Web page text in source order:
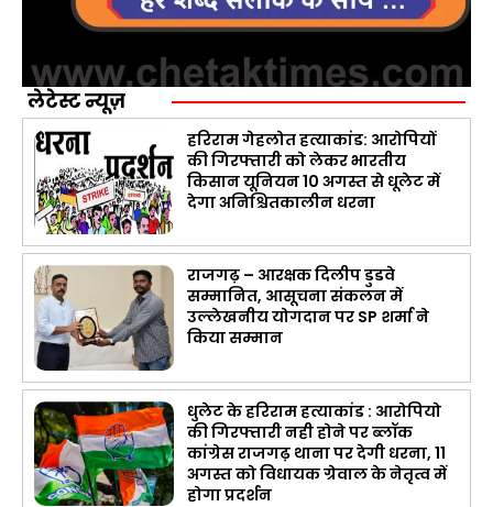
लेटेस्ट न्यूज़
हरिराम गेहलोत हत्याकांड: आरोपियों
की गिरफ्तारी को लेकर भारतीय
किसान यूनियन 10 अगस्त से धूलेट में
देगा अनिश्चितकालीन धरना
राजगढ़ – आरक्षक दिलीप डुडवे
सम्मानित, आसूचना संकलन में
उल्लेखनीय योगदान पर SP शर्मा ने
किया सम्मान
धुलेट के हरिराम हत्याकांड : आरोपियो
की गिरफ्तारी नही होने पर ब्लॉक
कांग्रेस राजगढ़ थाना पर देगी धरना, 11
अगस्त को विधायक ग्रेवाल के नेतृत्व में
होगा प्रदर्शन